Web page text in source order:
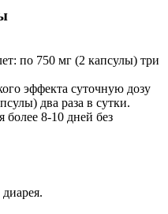
по 750 мг (2 капсулы) три
эффекта суточную дозу
два раза в сутки.
8-10 дней без